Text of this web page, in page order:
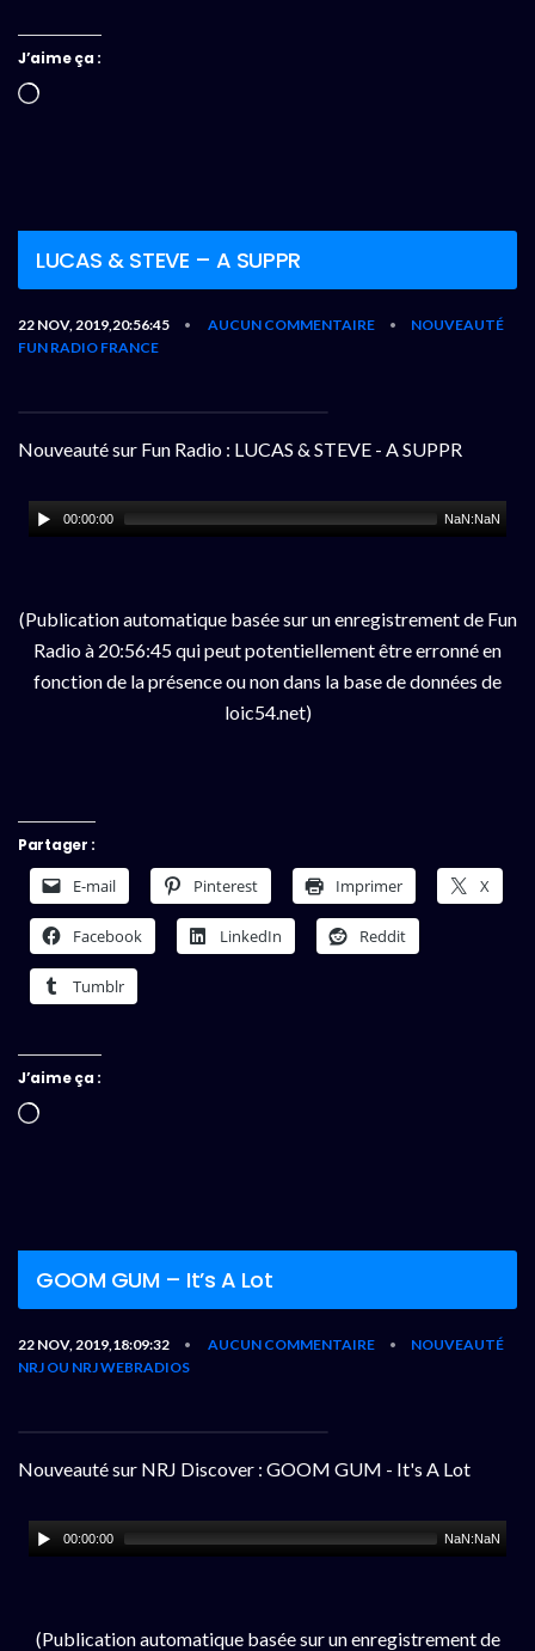
J’aime ça :
Chargement…
LUCAS & STEVE – A SUPPR
22 NOV, 2019,20:56:45 • AUCUN COMMENTAIRE •
NOUVEAUTÉ
FUN RADIO FRANCE
Nouveauté sur Fun Radio : LUCAS & STEVE - A SUPPR
00:00:00 NaN:NaN
(Publication automatique basée sur un enregistrement de Fun
Radio à 20:56:45 qui peut potentiellement être erronné en
fonction de la présence ou non dans la base de données de
loic54.net)
Partager :
E-mail Pinterest Imprimer X
Facebook LinkedIn Reddit
Tumblr
J’aime ça :
Chargement…
GOOM GUM – It’s A Lot
22 NOV, 2019,18:09:32 • AUCUN COMMENTAIRE •
NOUVEAUTÉ
NRJ OU NRJ WEBRADIOS
Nouveauté sur NRJ Discover : GOOM GUM - It's A Lot
00:00:00 NaN:NaN
(Publication automatique basée sur un enregistrement de